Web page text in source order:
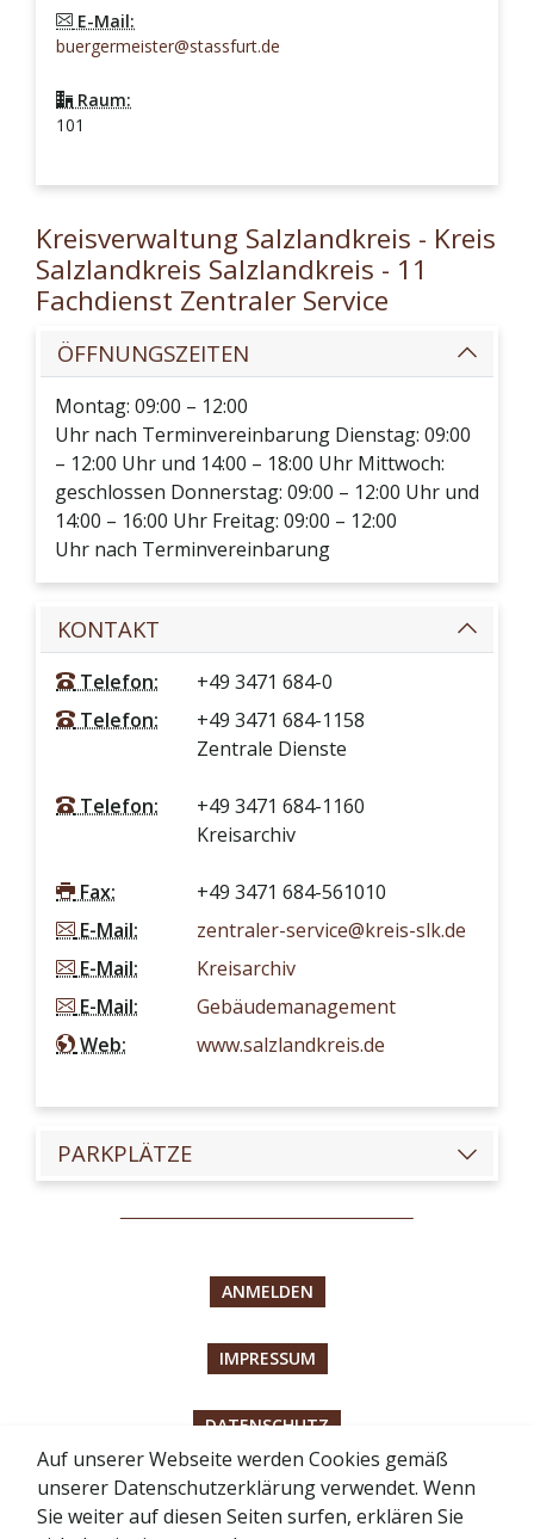
Auf unserer Webseite werden Cookies gemäß
unserer Datenschutzerklärung verwendet. Wenn
Sie weiter auf diesen Seiten surfen, erklären Sie
E-Mail:
buergermeister@stassfurt.de
Raum:
101
Kreisverwaltung Salzlandkreis - Kreis
Salzlandkreis Salzlandkreis - 11
Fachdienst Zentraler Service
ÖFFNUNGSZEITEN
Montag: 09:00 – 12:00
Uhr nach Terminvereinbarung Dienstag: 09:00
– 12:00 Uhr und 14:00 – 18:00 Uhr Mittwoch:
geschlossen Donnerstag: 09:00 – 12:00 Uhr und
14:00 – 16:00 Uhr Freitag: 09:00 – 12:00
Uhr nach Terminvereinbarung
KONTAKT
Telefon:
+49 3471 684-0
Telefon:
+49 3471 684-1158
Zentrale Dienste
Telefon:
+49 3471 684-1160
Kreisarchiv
Fax:
+49 3471 684-561010
E-Mail:
zentraler-service@kreis-slk.de
E-Mail:
Kreisarchiv
E-Mail:
Gebäudemanagement
Web:
www.salzlandkreis.de
PARKPLÄTZE
ANMELDEN
IMPRESSUM
DATENSCHUTZ
BARRIEREFREIHEITSERKLÄRUNG